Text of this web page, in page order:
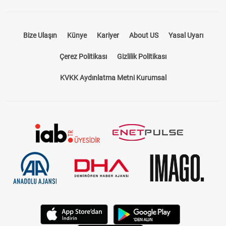
Bize Ulaşın Künye Kariyer About US Yasal Uyarı
Çerez Politikası Gizlilik Politikası
KVKK Aydınlatma Metni Kurumsal